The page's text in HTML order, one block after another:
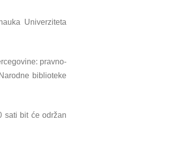
Univerziteta
pravno-
biblioteke
sati bit će održan